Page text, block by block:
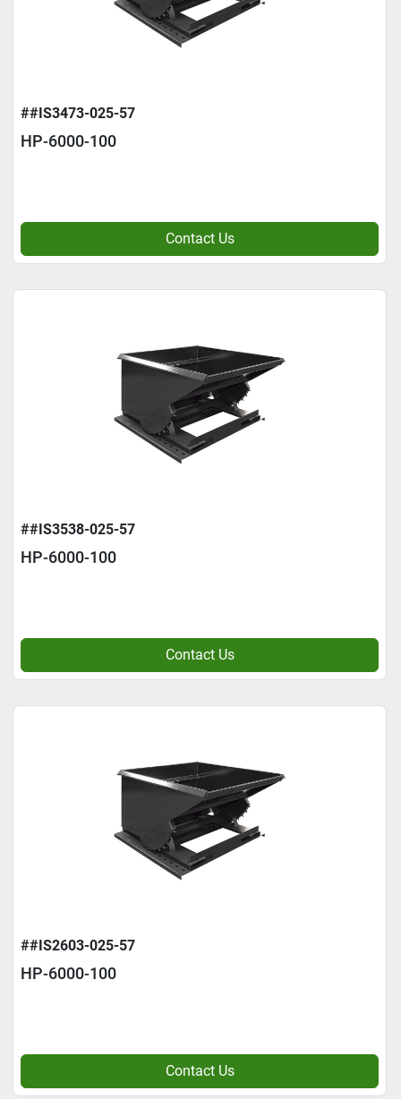
##IS3473-025-57
HP-6000-100
Contact Us
##IS3538-025-57
HP-6000-100
Contact Us
##IS2603-025-57
HP-6000-100
Contact Us